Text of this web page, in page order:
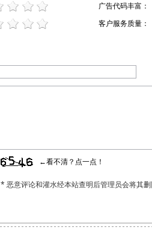
广告代码丰富：
客户服务质量：
←看不清？点一点！
* 恶意评论和灌水经本站查明后管理员会将其